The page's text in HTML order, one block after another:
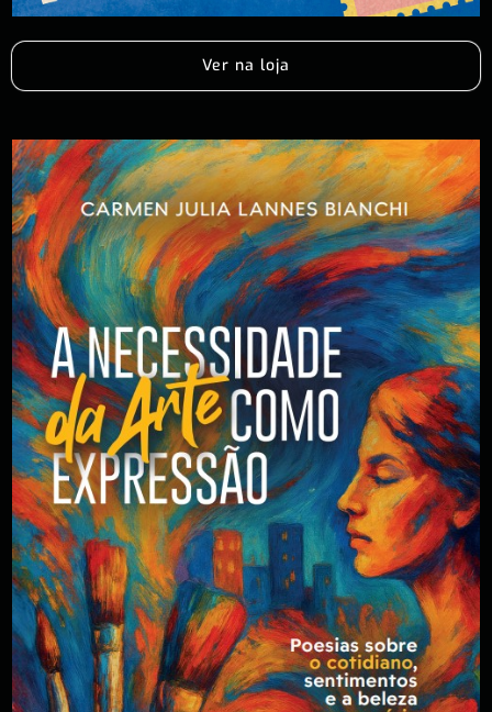
Ver na loja